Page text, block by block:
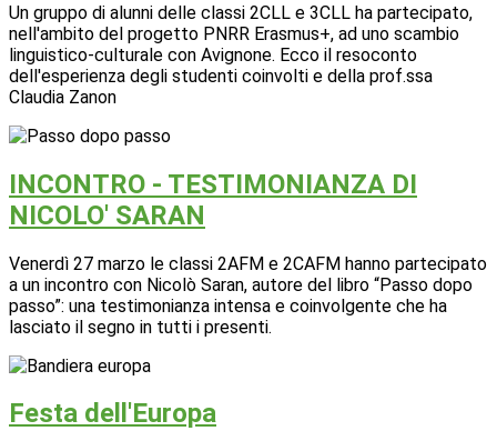
Un gruppo di alunni delle classi 2CLL e 3CLL ha partecipato,
nell'ambito del progetto PNRR Erasmus+, ad uno scambio
linguistico-culturale con Avignone. Ecco il resoconto
dell'esperienza degli studenti coinvolti e della prof.ssa
Claudia Zanon
INCONTRO - TESTIMONIANZA DI
NICOLO' SARAN
Venerdì 27 marzo le classi 2AFM e 2CAFM hanno partecipato
a un incontro con Nicolò Saran, autore del libro “Passo dopo
passo”: una testimonianza intensa e coinvolgente che ha
lasciato il segno in tutti i presenti.
Festa dell'Europa